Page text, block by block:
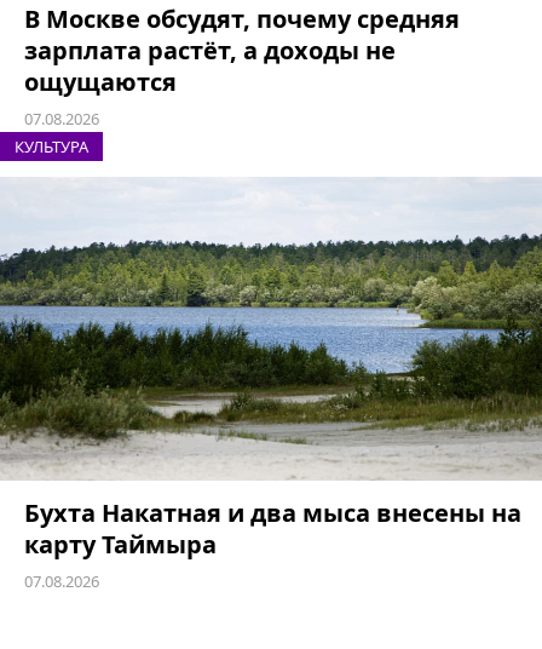
В Москве обсудят, почему средняя
зарплата растёт, а доходы не
ощущаются
07.08.2026
КУЛЬТУРА
Бухта Накатная и два мыса внесены на
карту Таймыра
07.08.2026